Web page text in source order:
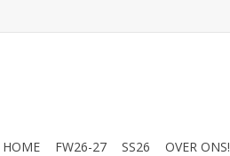
HOME FW26-27 SS26 OVER ONS!